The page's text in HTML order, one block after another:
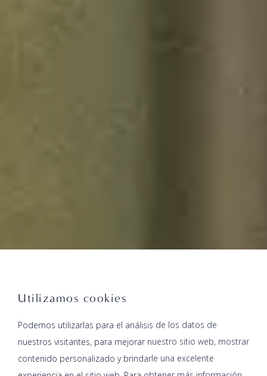
Utilizamos cookies
Podemos utilizarlas para el análisis de los datos de
nuestros visitantes, para mejorar nuestro sitio web, mostrar
contenido personalizado y brindarle una excelente